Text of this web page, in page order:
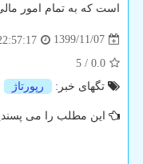
است که به تمام امور
1399/11/07
0.0
/
5
تگهای خبر:
رپورتاژ
این مطلب را می